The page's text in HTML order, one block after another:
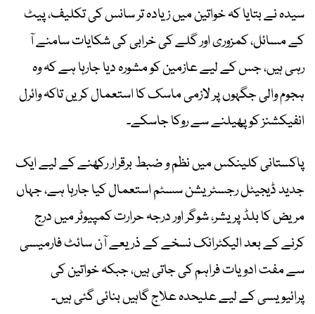
سیدہ نے بتایا کہ خواتین میں زیادہ تر سانس کی تکلیف، پیٹ
کے مسائل، کمزوری اور گلے کی خرابی کی شکایات سامنے آ
رہی ہیں، جس کے لیے عازمین کو مشورہ دیا جارہا ہے کہ وہ
ہجوم والی جگہوں پر لازمی ماسک کا استعمال کریں تاکہ وائرل
انفیکشنز کو پھیلنے سے روکا جاسکے۔
پاکستانی کلینکس میں نظم و ضبط برقرار رکھنے کے لیے ایک
جدید ڈیجیٹل رجسٹریشن سسٹم استعمال کیا جارہا ہے، جہاں
مریض کا بلڈ پریشر، شوگر اور درجہ حرارت کمپیوٹر میں درج
کرنے کے بعد الیکٹرانک نسخے کے ذریعے آن سائٹ فارمیسی
سے مفت ادویات فراہم کی جاتی ہیں، جبکہ خواتین کی
پرائیویسی کے لیے علیحدہ علاج گاہیں بنائی گئی ہیں۔